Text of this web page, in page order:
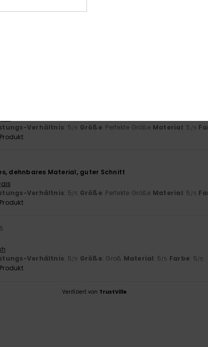
100% unserer Kunden empfehlen dieses Produkt
Verhältnis: 5 /5 Größe: Perfekte Größe Material: 5 /5
dehnbares Material, guter Schnitt
Verhältnis: 5 /5 Größe: Perfekte Größe Material: 5 /5
Verhältnis: 5 /5 Größe: Groß Material: 5 /5 Farbe: 5 /5
Verifiziert von TrustVille